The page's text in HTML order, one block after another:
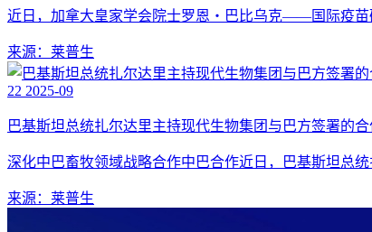
近日，加拿大皇家学会院士罗恩・巴比乌克——国际疫苗
来源：莱普生
22 2025-09
巴基斯坦总统扎尔达里主持现代生物集团与巴方签署的
深化中巴畜牧领域战略合作中巴合作近日，巴基斯坦总
来源：莱普生